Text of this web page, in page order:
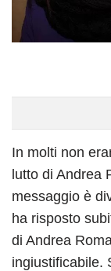
In molti non
lutto di Andrea
messaggio è
ha risposto
di Andrea
ingiustificabile.